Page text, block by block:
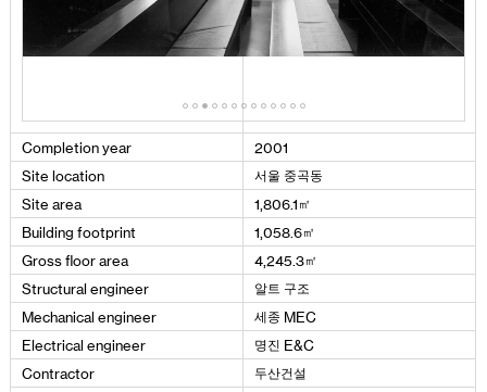
Completion year
2001
Site location
서울 중곡동
Site area 1 8061 ㎡
Building footprint 1 058 6㎡
Gross floor area 4 245 3㎡
Structural engineer
알트 구조
Mechanical engineer 세종 MEC
Electrical engineer 명진 E&C
Contractor
두산건설